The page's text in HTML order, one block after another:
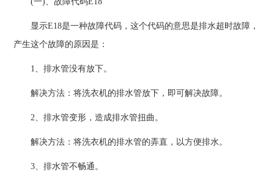
显示E18是一种故障代码，这个代码的意思是排水超时故障，
产生这个故障的原因是：
1、排水管没有放下。
解决方法：将洗衣机的排水管放下，即可解决故障。
2、排水管变形，造成排水管扭曲。
解决方法：将洗衣机的排水管的弄直，以方便排水。
3、排水管不畅通。